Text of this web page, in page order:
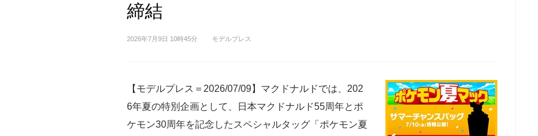
締結
2026年7月9日 10時45分 モデルプレス
【モデルプレス＝2026/07/09】マクドナルドでは、202
6年夏の特別企画として、日本マクドナルド55周年とポ
ケモン30周年を記念したスペシャルタッグ「ポケモン夏